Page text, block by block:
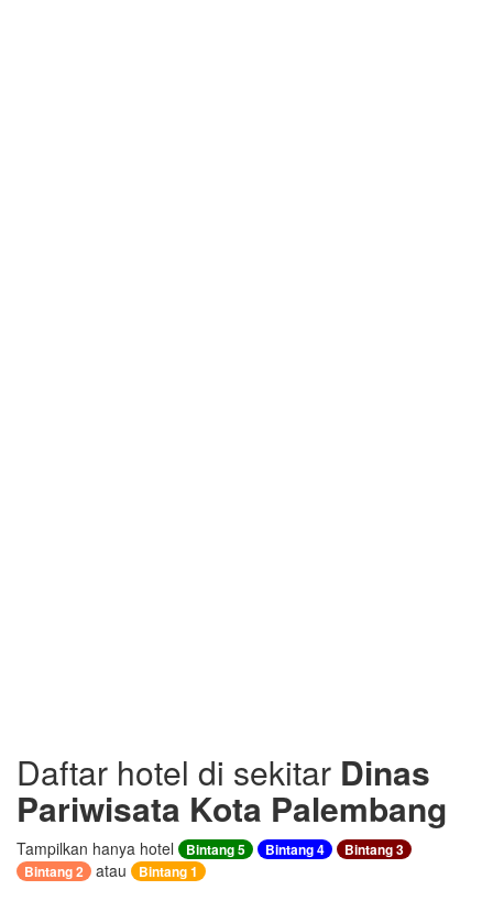
Daftar hotel di sekitar Dinas
Pariwisata Kota Palembang
Tampilkan hanya hotel Bintang 5 Bintang 4
Bintang 3
Bintang 2
atau Bintang 1